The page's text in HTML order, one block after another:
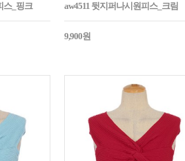
스_핑크 aw4511 뒷지퍼나시원피스_크림
9,900원